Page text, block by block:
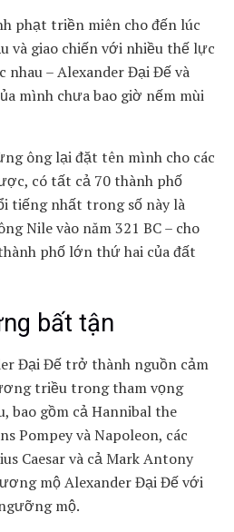
phạt triền miên cho đến lúc
và giao chiến với nhiều thế lực
nhau – Alexander Đại Đế và
mình chưa bao giờ nếm mùi
ông lại đặt tên mình cho các
có tất cả 70 thành phố
tiếng nhất trong số này là
Nile vào năm 321 BC – cho
phố lớn thứ hai của đất
bất tận
Đại Đế trở thành nguồn cảm
triều trong tham vọng
bao gồm cả Hannibal the
Pompey và Napoleon, các
Caesar và cả Mark Antony
mộ Alexander Đại Đế với
mộ.